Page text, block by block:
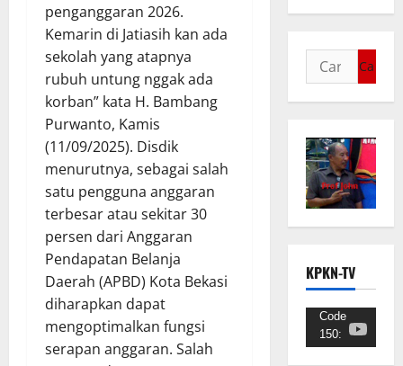
penganggaran 2026.
Kemarin di Jatiasih kan ada
sekolah yang atapnya
rubuh untung nggak ada
korban” kata H. Bambang
Purwanto, Kamis
(11/09/2025). Disdik
menurutnya, sebagai salah
satu pengguna anggaran
terbesar atau sekitar 30
persen dari Anggaran
Pendapatan Belanja
Daerah (APBD) Kota Bekasi
diharapkan dapat
mengoptimalkan fungsi
serapan anggaran. Salah
KPKN-TV
Pemutar
Video
Code
150: